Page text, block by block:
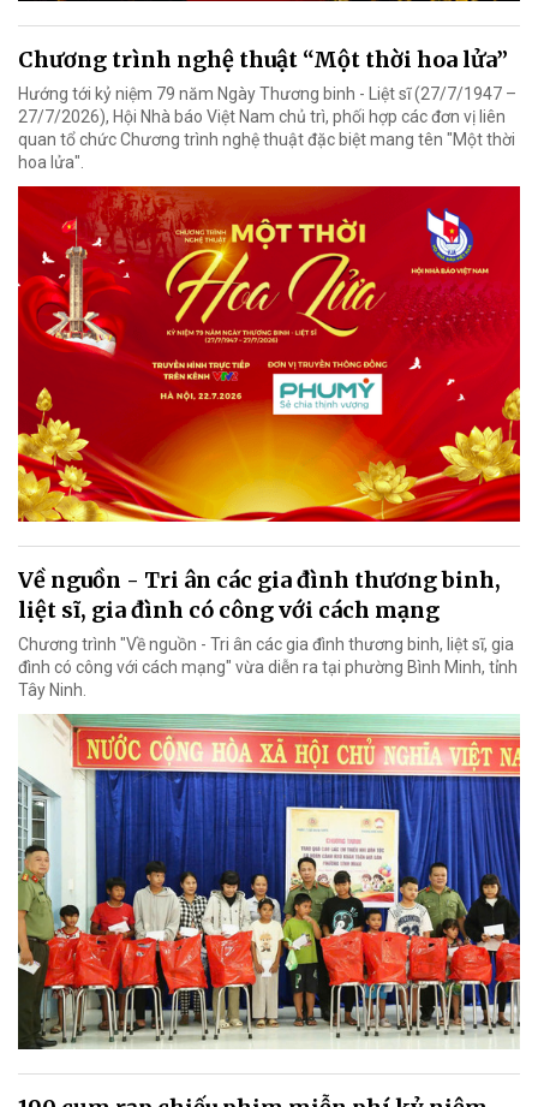
Chương trình nghệ thuật “Một thời hoa lửa”
Hướng tới kỷ niệm 79 năm Ngày Thương binh - Liệt sĩ (27/7/1947 –
27/7/2026), Hội Nhà báo Việt Nam chủ trì, phối hợp các đơn vị liên
quan tổ chức Chương trình nghệ thuật đặc biệt mang tên "Một thời
hoa lửa".
Về nguồn - Tri ân các gia đình thương binh,
liệt sĩ, gia đình có công với cách mạng
Chương trình "Về nguồn - Tri ân các gia đình thương binh, liệt sĩ, gia
đình có công với cách mạng" vừa diễn ra tại phường Bình Minh, tỉnh
Tây Ninh.